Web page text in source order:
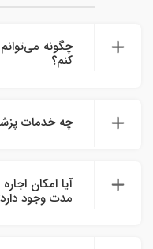
چگونه
کنم؟
چه خدمات
آیا امکان
مدت وجود